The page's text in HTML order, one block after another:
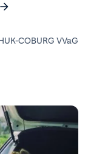
COBURG VVaG